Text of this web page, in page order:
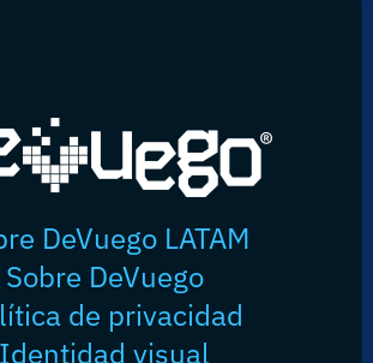
DeVuego LATAM
Sobre DeVuego
de privacidad
Identidad visual